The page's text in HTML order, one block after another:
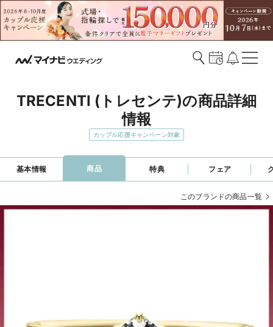
TRECENTI (トレセンテ)の商品詳細
情報
カップル応援キャンペーン対象
基本情報 商品 特典 フェア
このブランドの商品一覧